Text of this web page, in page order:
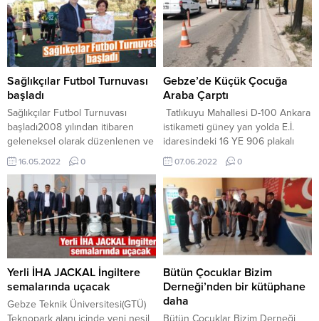
Emir ile ilgili alınan kararlar
aşağıya çıkarılmıştır. Türkiye hem
coğrafi konumu hem de
bulunduğu bölgede yaşanan
krizler nedeniyle göç
hareketliliğinden en çok etkilenen
ülkelerin başında bulunmaktadır.
Ülkemiz Suriye, Afganistan ve
Afrika ülkeleri başta olmak
üzere...
şoförü Turan Karslı (55), bir
süredir ayrı yaşadığı eşi Güler
Karslı’nın evine geldi. Evde çift
arasında henüz öğrenilemeyen
bir nedenden dolayı başlayan
tartışmanın kavgaya dönüşmesi
sonucu Turan Karslı, üzerindeki...
Sağlıkçılar Futbol Turnuvası
başladı
Sağlıkçılar Futbol Turnuvası
başladı2008 yılından itibaren
geleneksel olarak düzenlenen ve
yoğun katılımın sağlandığı
Sağlıkçılar Futbol Turnuvası’nın
13.’sü başladı.
16.05.2022 0
Gebze’de Küçük Çocuğa
Araba Çarptı
Tatlıkuyu Mahallesi D-100 Ankara
istikameti güney yan yolda E.İ.
idaresindeki 16 YE 906 plakalı
hafif ticari araç, yolun karşısına
geçmek isteyen B.G’ye (8) çarptı.
Yaralanan çocuk, sağlık
ekiplerinin müdahalesinin
ardından Fatih Devlet
Hastanesine kaldırıldı. Çocuğun
bir süre önce Tatlıkuyu Vadisi
sosyal tesislerinde ailesinin
yanından kaybolduğu, bulunması
için polise ihbarda bulunulduğu...
07.06.2022 0
Yerli İHA JACKAL İngiltere
semalarında uçacak
Gebze Teknik Üniversitesi(GTÜ)
Teknopark alanı içinde yeni nesil
Bütün Çocuklar Bizim
Derneği’nden bir kütüphane
daha
Bütün Çocuklar Bizim Derneği